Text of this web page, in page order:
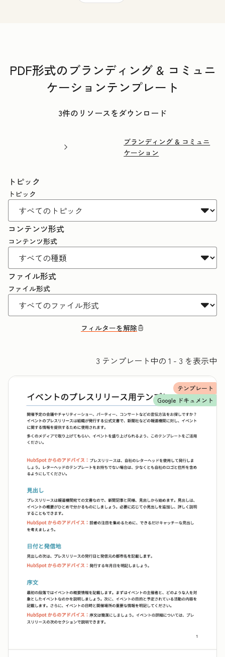
PDF形式のブランディング & コミュニ
ケーションテンプレート
3件のリソースをダウンロード
ブランディング & コミュニ
ケーション
トピック
トピック
コンテンツ形式
コンテンツ形式
ファイル形式
ファイル形式
フィルターを解除
3 テンプレート中の 1 - 3 を表示中
テンプレート
Google ドキュメント